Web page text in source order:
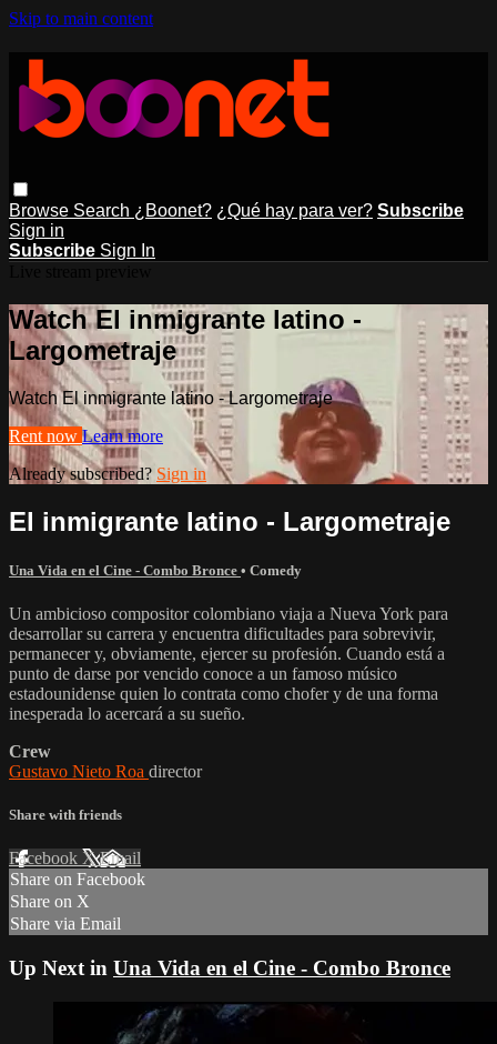
Skip to main content
Browse Search ¿Boonet? ¿Qué hay para ver? Subscribe
Sign in
Subscribe Sign In
Watch El inmigrante latino -
Largometraje
Watch El inmigrante latino - Largometraje
Rent now Learn more
Already subscribed? Sign in
El inmigrante latino - Largometraje
Una Vida en el Cine - Combo Bronce • Comedy
Un ambicioso compositor colombiano viaja a Nueva York para
desarrollar su carrera y encuentra dificultades para sobrevivir,
permanecer y, obviamente, ejercer su profesión. Cuando está a
punto de darse por vencido conoce a un famoso músico
estadounidense quien lo contrata como chofer y de una forma
inesperada lo acercará a su sueño.
Crew
Gustavo Nieto Roa director
Share with friends
Facebook XEmail
Share on Facebook
Share on X
Share via Email
Up Next in Una Vida en el Cine - Combo Bronce